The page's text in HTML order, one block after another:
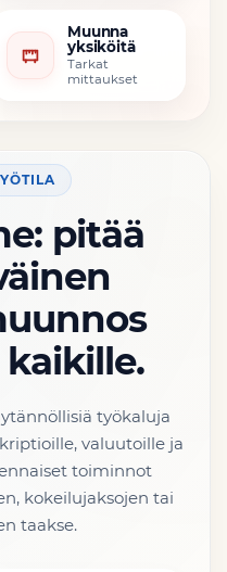
Muunna
yksiköitä
Tarkat
mittaukset
pitää
työkaluja
valuutoille ja
toiminnot
kokeilujaksojen tai
taakse.